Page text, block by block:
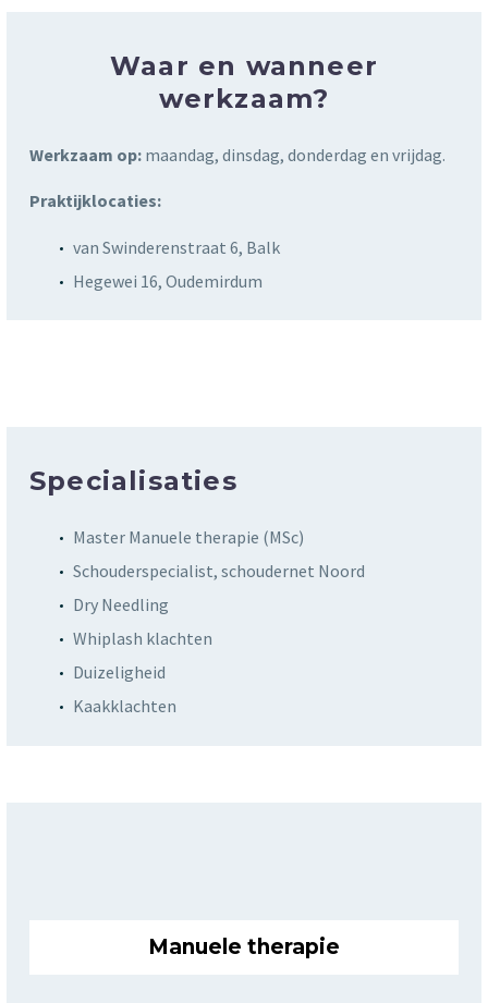
Waar en wanneer
werkzaam?
Werkzaam op: maandag, dinsdag, donderdag en vrijdag.
Praktijklocaties:
van Swinderenstraat 6, Balk
Hegewei 16, Oudemirdum
Specialisaties
Master Manuele therapie (MSc)
Schouderspecialist, schoudernet Noord
Dry Needling
Whiplash klachten
Duizeligheid
Kaakklachten
Manuele therapie